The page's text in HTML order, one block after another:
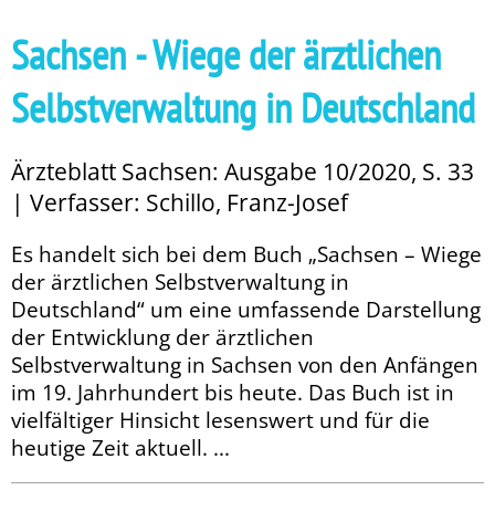
Sachsen - Wiege der ärztlichen
Selbstverwaltung in Deutschland
Ärzteblatt Sachsen: Ausgabe 10/2020, S. 33
| Verfasser: Schillo, Franz-Josef
Es handelt sich bei dem Buch „Sachsen – Wiege
der ärztlichen Selbstverwaltung in
Deutschland“ um eine umfassende Darstellung
der Entwicklung der ärztlichen
Selbstverwaltung in Sachsen von den Anfängen
im 19. Jahrhundert bis heute. Das Buch ist in
vielfältiger Hinsicht lesenswert und für die
heutige Zeit aktuell. ...